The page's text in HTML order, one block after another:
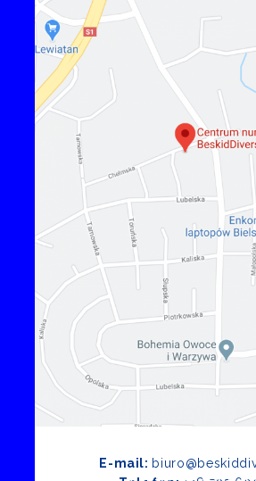
E-mail: